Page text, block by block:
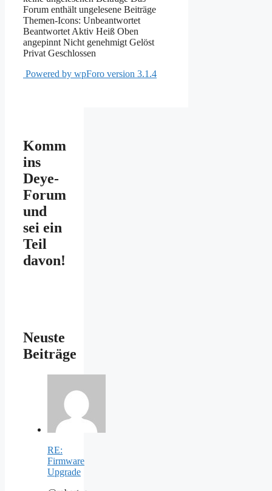
Forum enthält ungelesene Beiträge
Themen-Icons: Unbeantwortet
Beantwortet Aktiv Heiß Oben
angepinnt Nicht genehmigt Gelöst
Privat Geschlossen
Powered by wpForo version 3.1.4
Komm
ins
Deye-
Forum
und
sei ein
Teil
davon!
Neuste
Beiträge
RE:
Firmware
Upgrade